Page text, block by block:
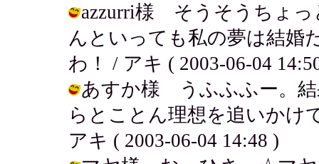
azzurri様 そうそうちょっ
んといっても私の夢は結婚
わ！ / アキ ( 2003-06-04
あすか様 うふふふー。結
らとことん理想を追いかけ
アキ ( 2003-06-04 14:48 )